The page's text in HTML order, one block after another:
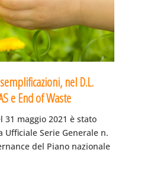
nel D.L.
e End of Waste
31 maggio 2021 è stato
Ufficiale Serie Generale n.
del Piano nazionale